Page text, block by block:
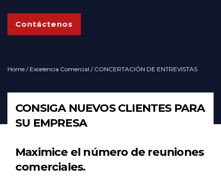
Contáctenos
Home / Excelencia Comercial / CONCERTACIÓN DE ENTREVISTAS
CONSIGA NUEVOS CLIENTES PARA
SU EMPRESA
Maximice el número de reuniones
comerciales.